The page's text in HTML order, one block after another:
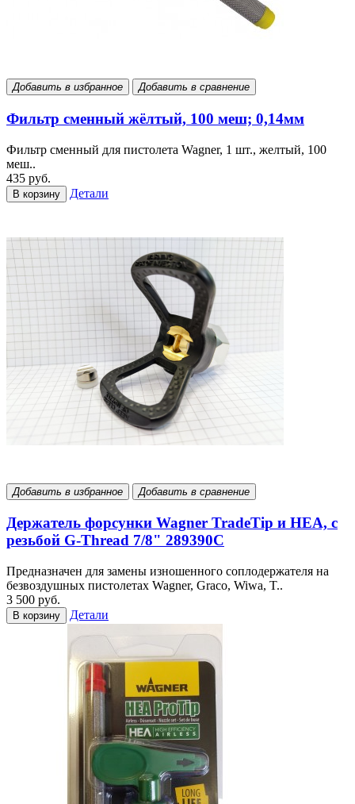
Добавить в избранное Добавить в сравнение
Фильтр сменный жёлтый, 100 меш; 0,14мм
Фильтр сменный для пистолета Wagner, 1 шт., желтый, 100
меш..
435 руб.
В корзину Детали
Добавить в избранное Добавить в сравнение
Держатель форсунки Wagner TradeTip и HEA, с
резьбой G-Thread 7/8" 289390С
Предназначен для замены изношенного соплодержателя на
безвоздушных пистолетах Wagner, Graco, Wiwa, T..
3 500 руб.
В корзину Детали